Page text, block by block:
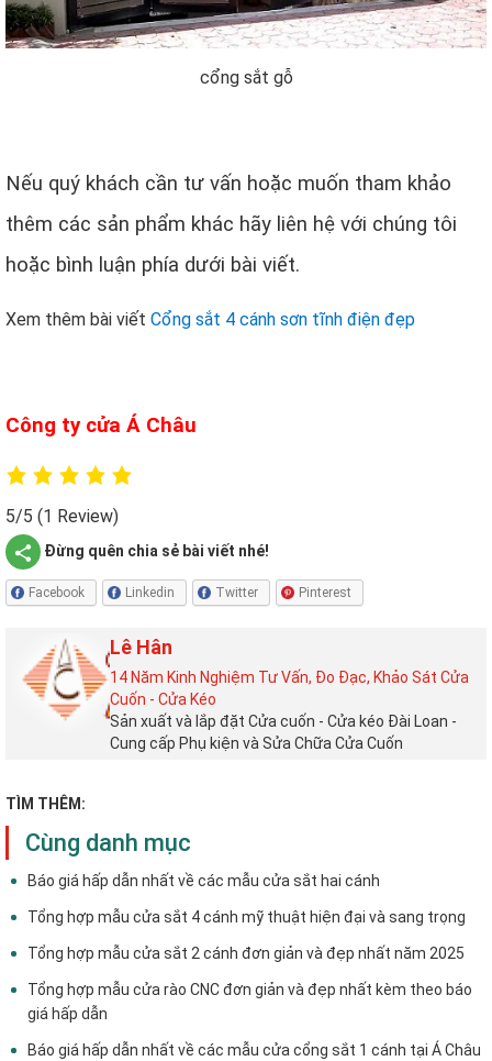
cổng sắt gỗ
Nếu quý khách cần tư vấn hoặc muốn tham khảo
thêm các sản phẩm khác hãy liên hệ với chúng tôi
hoặc bình luận phía dưới bài viết.
Xem thêm bài viết Cổng sắt 4 cánh sơn tĩnh điện đẹp
Công ty cửa Á Châu
5/5 (1 Review)
Đừng quên chia sẻ bài viết nhé!
Facebook Linkedin Twitter Pinterest
Lê Hân
14 Năm Kinh Nghiệm Tư Vấn, Đo Đạc, Khảo Sát Cửa
Cuốn - Cửa Kéo
Sản xuất và lắp đặt Cửa cuốn - Cửa kéo Đài Loan -
Cung cấp Phụ kiện và Sửa Chữa Cửa Cuốn
TÌM THÊM:
Cùng danh mục
Báo giá hấp dẫn nhất về các mẫu cửa sắt hai cánh
Tổng hợp mẫu cửa sắt 4 cánh mỹ thuật hiện đại và sang trọng
Tổng hợp mẫu cửa sắt 2 cánh đơn giản và đẹp nhất năm 2025
Tổng hợp mẫu cửa rào CNC đơn giản và đẹp nhất kèm theo báo
giá hấp dẫn
Báo giá hấp dẫn nhất về các mẫu cửa cổng sắt 1 cánh tại Á Châu